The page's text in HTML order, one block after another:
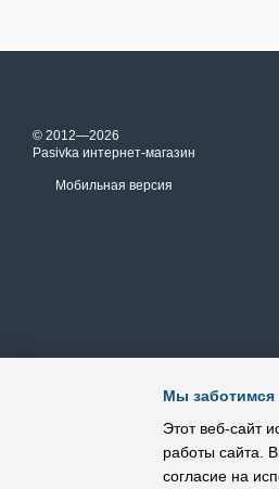
© 2012—2026
Pasivka интернет-магазин
Мобильная версия
Мы заботимся
Этот веб-сайт
работы сайта.
согласие на